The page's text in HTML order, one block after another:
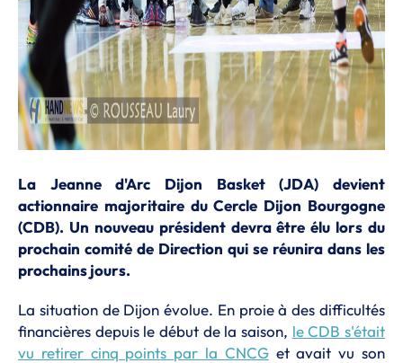
La Jeanne d'Arc Dijon Basket (JDA) devient
actionnaire majoritaire du Cercle Dijon Bourgogne
(CDB). Un nouveau président devra être élu lors du
prochain comité de Direction qui se réunira dans les
prochains jours.
La situation de Dijon évolue. En proie à des difficultés
financières depuis le début de la saison, le CDB s'était
vu retirer cinq points par la CNCGet avait vu son